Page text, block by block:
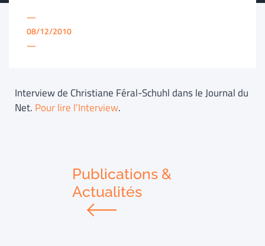
—
08/12/2010
—
Interview de Christiane Féral-Schuhl dans le Journal du
Net. Pour lire l’Interview.
Publications &
Actualités